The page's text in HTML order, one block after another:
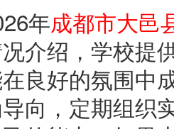
年成都市大邑
介绍，学校提
良好的氛围中
向，定期组织